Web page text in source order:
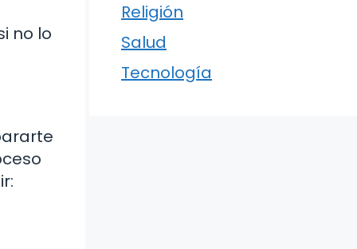
no lo
Religión
Salud
Tecnología